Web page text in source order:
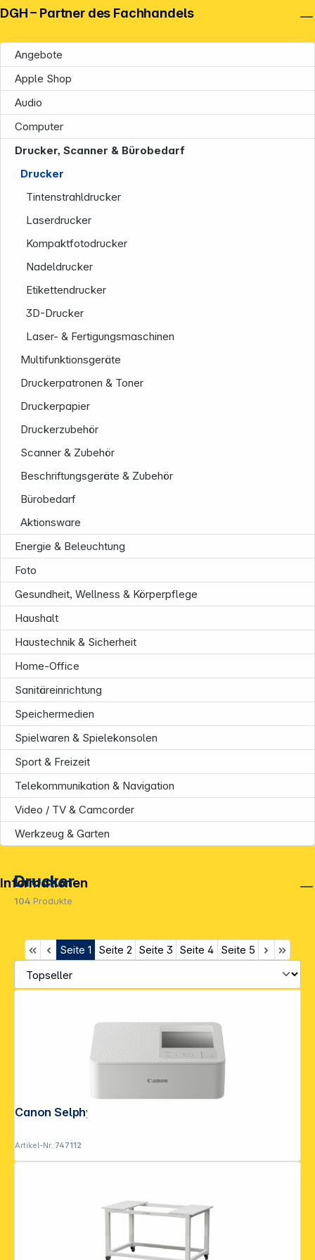
Angebote
Apple Shop
Audio
Computer
Drucker, Scanner & Bürobedarf
Drucker
Tintenstrahldrucker
Laserdrucker
Kompaktfotodrucker
Nadeldrucker
Etikettendrucker
3D-Drucker
Laser- & Fertigungsmaschinen
Multifunktionsgeräte
Druckerpatronen & Toner
Druckerpapier
Druckerzubehör
Scanner & Zubehör
Beschriftungsgeräte & Zubehör
Bürobedarf
Aktionsware
Energie & Beleuchtung
Foto
Gesundheit, Wellness & Körperpflege
Haushalt
Haustechnik & Sicherheit
Home-Office
Sanitäreinrichtung
Speichermedien
Spielwaren & Spielekonsolen
Sport & Freizeit
Telekommunikation & Navigation
Video / TV & Camcorder
Werkzeug & Garten
Drucker
104 Produkte
Seite 1 Seite 2 Seite 3 Seite 4 Seite 5
Canon Selphy CP-1500 weiß
Artikel-Nr.:747112
DGH – Partner des Fachhandels
Unternehmen
Informationen